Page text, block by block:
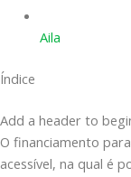
Aila
Índice
Add a header to
O financiamento
acessível, na qual é